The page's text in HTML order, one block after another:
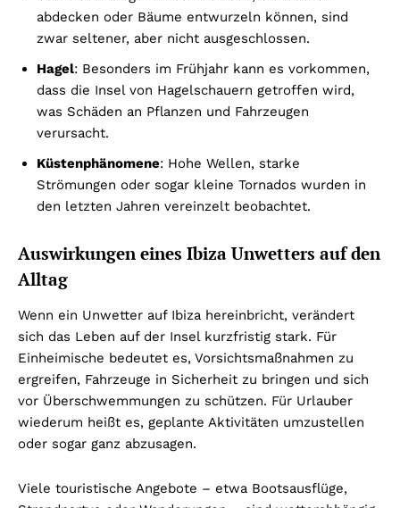
abdecken oder Bäume entwurzeln können, sind
zwar seltener, aber nicht ausgeschlossen.
Hagel: Besonders im Frühjahr kann es vorkommen,
dass die Insel von Hagelschauern getroffen wird,
was Schäden an Pflanzen und Fahrzeugen
verursacht.
Küstenphänomene: Hohe Wellen, starke
Strömungen oder sogar kleine Tornados wurden in
den letzten Jahren vereinzelt beobachtet.
Auswirkungen eines Ibiza Unwetters auf den
Alltag
Wenn ein Unwetter auf Ibiza hereinbricht, verändert
sich das Leben auf der Insel kurzfristig stark. Für
Einheimische bedeutet es, Vorsichtsmaßnahmen zu
ergreifen, Fahrzeuge in Sicherheit zu bringen und sich
vor Überschwemmungen zu schützen. Für Urlauber
wiederum heißt es, geplante Aktivitäten umzustellen
oder sogar ganz abzusagen.
Viele touristische Angebote – etwa Bootsausflüge,